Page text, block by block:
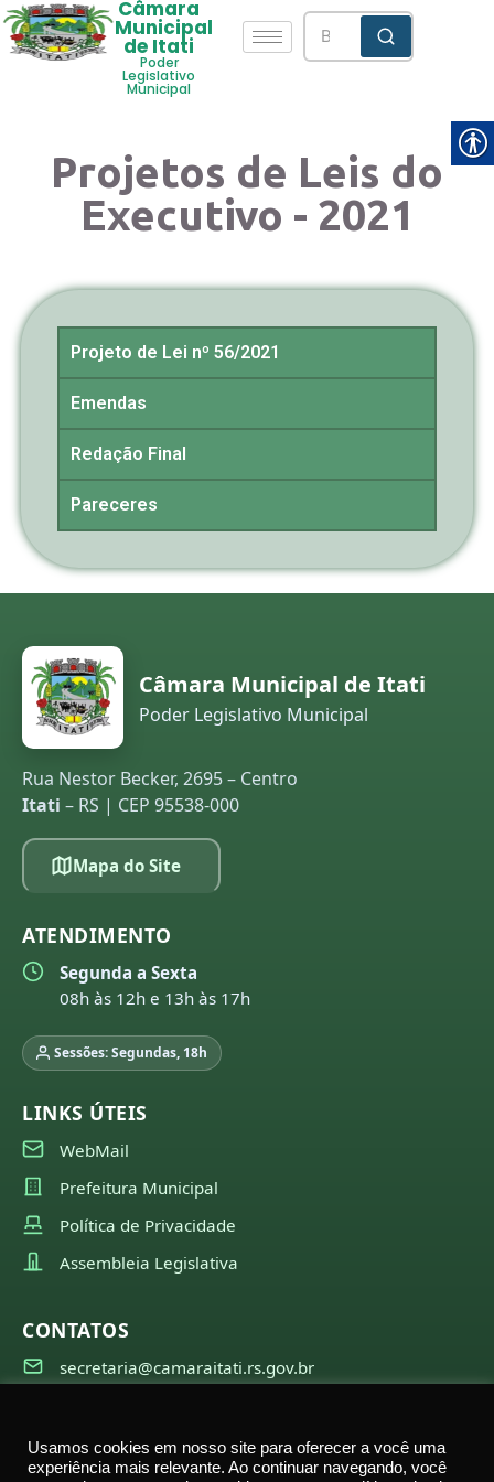
Câmara
Municipal
de Itati
Poder
Legislativo
Municipal
Projetos de Leis do
Executivo - 2021
Projeto de Lei nº 56/2021
Emendas
Redação Final
Pareceres
Câmara Municipal de Itati
Poder Legislativo Municipal
Rua Nestor Becker, 2695 – Centro
Itati – RS | CEP 95538-000
Mapa do Site
ATENDIMENTO
Segunda a Sexta
08h às 12h e 13h às 17h
Sessões: Segundas, 18h
LINKS ÚTEIS
WebMail
Prefeitura Municipal
Política de Privacidade
Assembleia Legislativa
CONTATOS
secretaria@camaraitati.rs.gov.br
Usamos cookies em nosso site para oferecer a você uma
experiência mais relevante. Ao continuar navegando, você